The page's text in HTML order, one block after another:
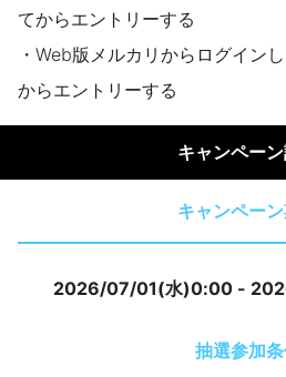
てからエントリーする
・Web版メルカリからログイン
からエントリーする
キャンペー
キャンペー
2026/07/01(水)0:00 -
抽選参加